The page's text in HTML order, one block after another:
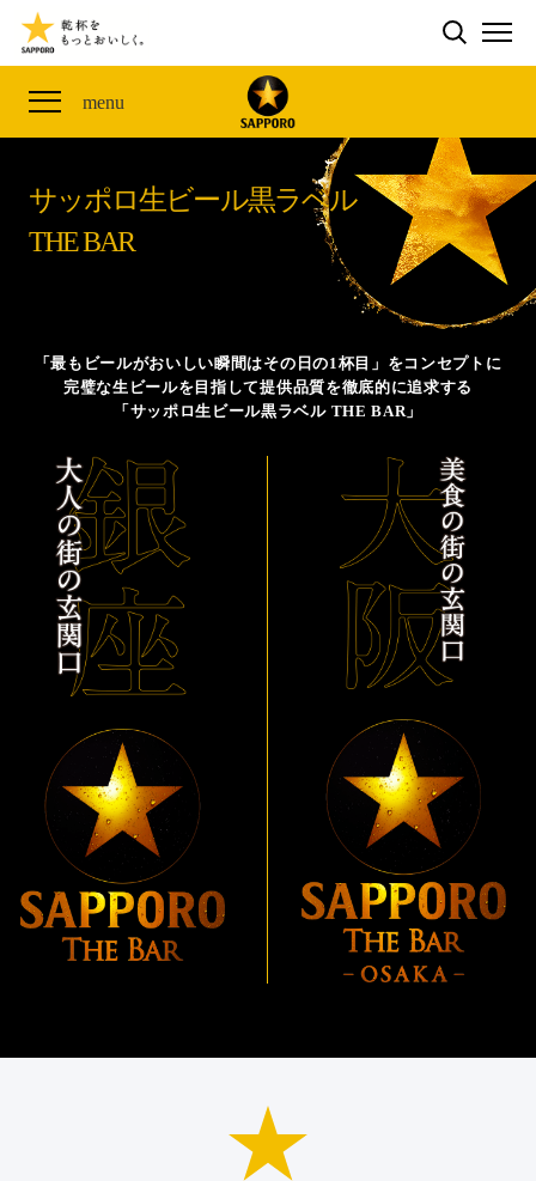
検索する
menu
THE PERFECT 黒ラベル WAGON 出展FES
ザ・パーフェクト黒ラベル アワード
「満天☆青空レストラン」コラボキャンペーン
山本由伸選手応援プロジェクト「GET A STAR
YOSHINOBU」
黒ラベル×『エヴァンゲリオン』30th Anniv.
サッポロ生ビール黒ラベル 『THE STAR JAM』
「丸くなるな、☆星になれ。」限定デザイン缶数量限
定発売
サッポロ生ビール黒ラベル THE SHOP
CLUB 黒ラベル
サッポロ生ビール黒ラベル
オカズデザインが提案する
ザ・パーフェクト黒ラベル
サッポロ生ビール黒ラベル THE BAR
ザ・パーフェクト黒ラベルが飲めるお店
CLUB 黒ラベル
サッポロ生ビール黒ラベル
THE BAR
「最もビールがおいしい瞬間はその日の1杯目」をコンセプトに
完璧な生ビールを目指して提供品質を徹底的に追求する
「サッポロ生ビール黒ラベル THE BAR」